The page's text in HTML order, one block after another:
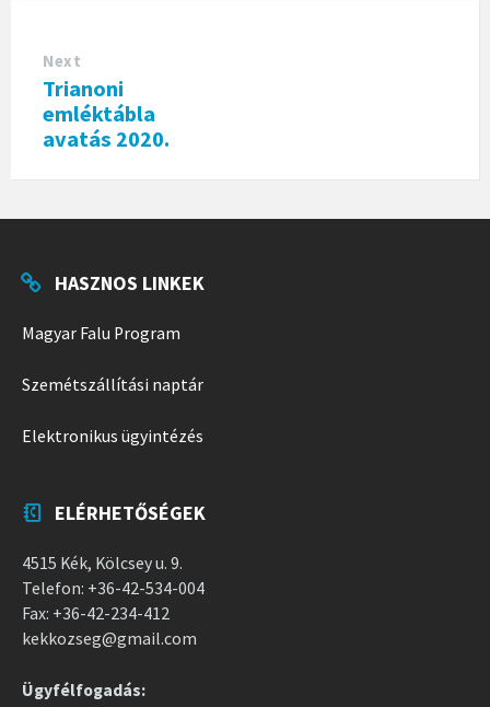
Next
Trianoni
emléktábla
avatás 2020.
HASZNOS LINKEK
Magyar Falu Program
Szemétszállítási naptár
Elektronikus ügyintézés
ELÉRHETŐSÉGEK
4515 Kék, Kölcsey u. 9.
Telefon: +36-42-534-004
Fax: +36-42-234-412
kekkozseg@gmail.com
Ügyfélfogadás: